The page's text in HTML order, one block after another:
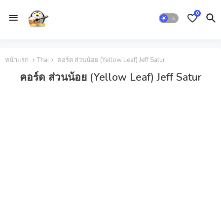
0
หน้าแรก Thai คอร์ด ส่วนน้อย (Yellow Leaf) Jeff Satur
คอร์ด ส่วนน้อย (Yellow Leaf) Jeff Satur